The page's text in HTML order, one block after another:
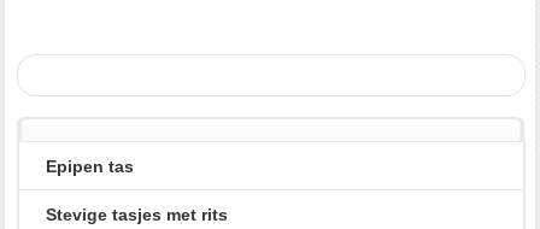
Epipen tas
Stevige tasjes met rits